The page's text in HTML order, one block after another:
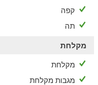
קפה
תה
מקלחת
מקלחת
מגבות מקלחת